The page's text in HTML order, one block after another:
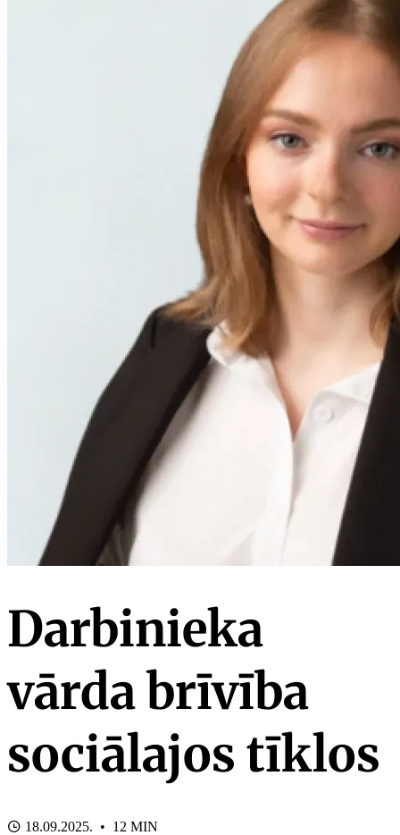
Darbinieka
vārda brīvība
sociālajos tīklos
18.09.2025. • 12 MIN